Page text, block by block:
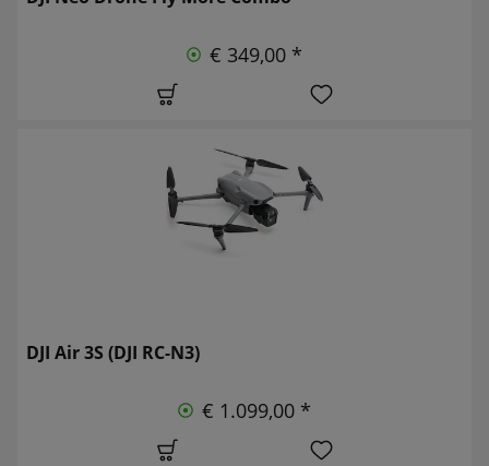
€ 349,00 *
DJI Air 3S (DJI RC-N3)
€ 1.099,00 *